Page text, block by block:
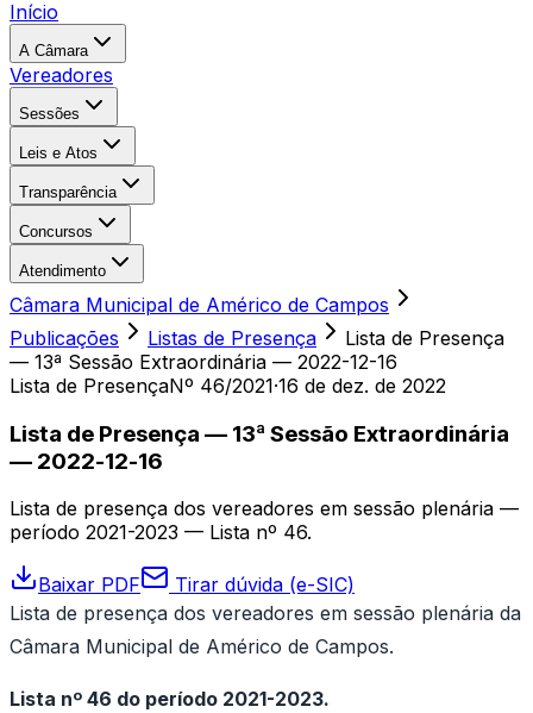
Início
A Câmara
Vereadores
Sessões
Leis e Atos
Transparência
Concursos
Atendimento
Câmara Municipal de Américo de Campos
Publicações
Listas de Presença
Lista de Presença
— 13ª Sessão Extraordinária — 2022-12-16
Lista de PresençaNº 46/2021·16 de dez. de 2022
Lista de Presença — 13ª Sessão Extraordinária
— 2022-12-16
Lista de presença dos vereadores em sessão plenária —
período 2021-2023 — Lista nº 46.
Baixar PDF
Tirar dúvida (e-SIC)
Lista de presença dos vereadores em sessão plenária da
Câmara Municipal de Américo de Campos.
Lista nº 46 do período 2021-2023.